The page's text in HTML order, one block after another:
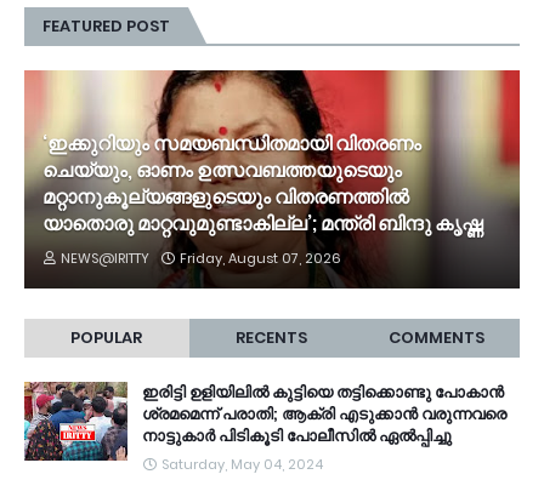
FEATURED POST
‘ഇക്കുറിയും സമയബന്ധിതമായി വിതരണം
ചെയ്യും, ഓണം ഉത്സവബത്തയുടെയും
മറ്റാനുകൂല്യങ്ങളുടെയും വിതരണത്തിൽ
യാതൊരു മാറ്റവുമുണ്ടാകില്ല’; മന്ത്രി ബിന്ദു കൃഷ്ണ
NEWS@IRITTY Friday, August 07, 2026
POPULAR RECENTS COMMENTS
ഇരിട്ടി ഉളിയിലിൽ കുട്ടിയെ തട്ടിക്കൊണ്ടു പോകാൻ
ശ്രമമെന്ന് പരാതി; ആക്രി എടുക്കാൻ വരുന്നവരെ
നാട്ടുകാർ പിടികൂടി പോലീസിൽ ഏൽപ്പിച്ചു
Saturday, May 04, 2024